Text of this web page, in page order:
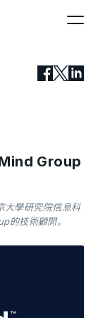
Group
學研究院信息科
的技術顧問。